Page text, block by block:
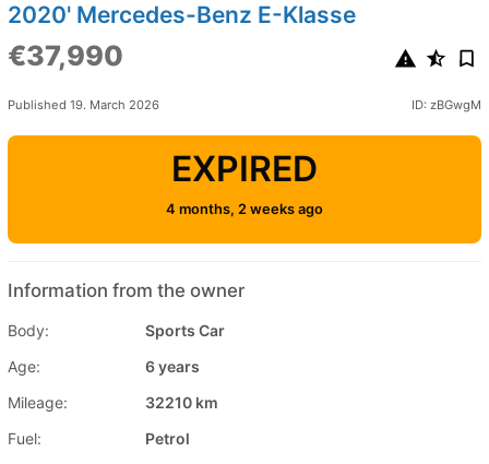
2020' Mercedes-Benz E-Klasse
€37,990
Published 19. March 2026 ID: zBGwgM
EXPIRED
4 months, 2 weeks ago
Information from the owner
Body:
Sports Car
Age:
6 years
Mileage:
32210 km
Fuel:
Petrol